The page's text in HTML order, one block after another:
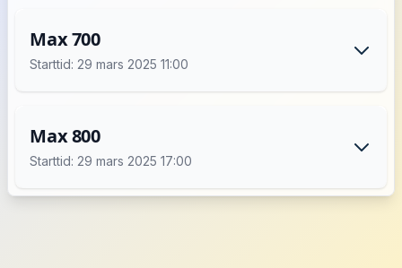
Max 700
Starttid: 29 mars 2025 11:00
Max 800
Starttid: 29 mars 2025 17:00